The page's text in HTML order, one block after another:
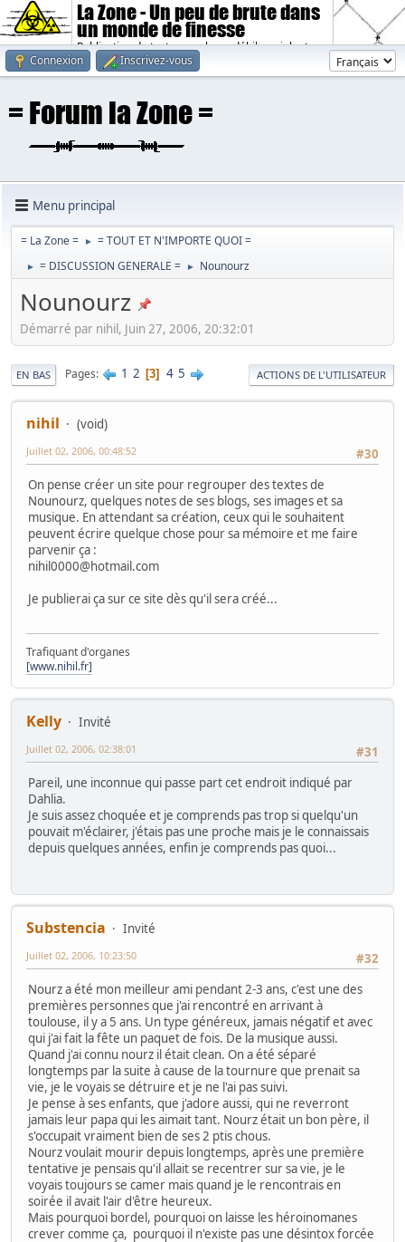
La Zone - Un peu de brute dans
un monde de finesse
Publication de textes sombres, débiles, violents.
Connexion
Inscrivez-vous
Menu principal
= La Zone = ► = TOUT ET N'IMPORTE QUOI =
► = DISCUSSION GENERALE = ► Nounourz
Nounourz
Démarré par nihil, Juin 27, 2006, 20:32:01
EN BAS Pages 1 2 3 4 5 ACTIONS DE L'UTILISATEUR
nihil
(void)
#30
Juillet 02, 2006, 00:48:52
On pense créer un site pour regrouper des textes de
Nounourz, quelques notes de ses blogs, ses images et sa
musique. En attendant sa création, ceux qui le souhaitent
peuvent écrire quelque chose pour sa mémoire et me faire
parvenir ça :
nihil0000@hotmail.com
Je publierai ça sur ce site dès qu'il sera créé...
Trafiquant d'organes
[www.nihil.fr]
Kelly
Invité
#31
Juillet 02, 2006, 02:38:01
Pareil, une inconnue qui passe part cet endroit indiqué par
Dahlia.
Je suis assez choquée et je comprends pas trop si quelqu'un
pouvait m'éclairer, j'étais pas une proche mais je le connaissais
depuis quelques années, enfin je comprends pas quoi...
Substencia
Invité
#32
Juillet 02, 2006, 10:23:50
Nourz a été mon meilleur ami pendant 2-3 ans, c'est une des
premières personnes que j'ai rencontré en arrivant à
toulouse, il y a 5 ans. Un type généreux, jamais négatif et avec
qui j'ai fait la fête un paquet de fois. De la musique aussi.
Quand j'ai connu nourz il était clean. On a été séparé
longtemps par la suite à cause de la tournure que prenait sa
vie, je le voyais se détruire et je ne l'ai pas suivi.
Je pense à ses enfants, que j'adore aussi, qui ne reverront
jamais leur papa qui les aimait tant. Nourz était un bon père, il
s'occupait vraiment bien de ses 2 ptis chous.
Nourz voulait mourir depuis longtemps, après une première
tentative je pensais qu'il allait se recentrer sur sa vie, je le
voyais toujours se camer mais quand je le rencontrais en
soirée il avait l'air d'être heureux.
Mais pourquoi bordel, pourquoi on laisse les héroinomanes
crever comme ça, pourquoi il n'existe pas une désintox forcée